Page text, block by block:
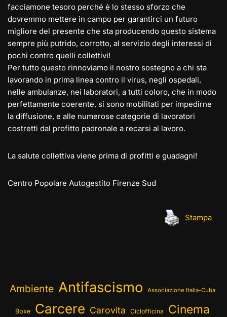
facciamone tesoro perché è lo stesso sforzo che
dovremmo mettere in campo per garantirci un futuro
migliore del presente che sta producendo questo sistema
sempre più putrido, corrotto, al servizio degli interessi di
pochi contro quelli collettivi!
Per tutto questo rinnoviamo il nostro sostegno a chi sta
lavorando in prima linea contro il virus, negli ospedali,
nelle ambulanze, nei laboratori, a tutti coloro, che in modo
perfettamente coerente, si sono mobilitati per impedirne
la diffusione, e alle numerose categorie di lavoratori
costretti dal profitto padronale a recarsi al lavoro.
La salute collettiva viene prima di profitti e guadagni!
Centro Popolare Autogestito Firenze Sud
Stampa
Ambiente Antifascismo Associazione Italia-Cuba
Boxe Carcere Carovita Ciclofficina Cinema